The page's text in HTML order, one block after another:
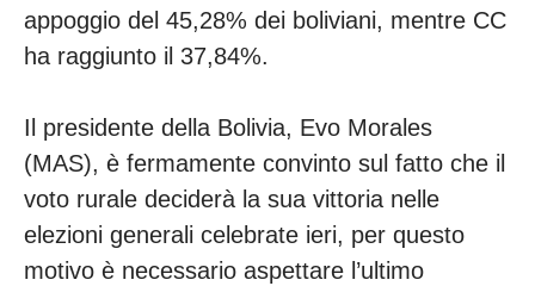
appoggio del 45,28% dei boliviani, mentre CC
ha raggiunto il 37,84%.
Il presidente della Bolivia, Evo Morales
(MAS), è fermamente convinto sul fatto che il
voto rurale deciderà la sua vittoria nelle
elezioni generali celebrate ieri, per questo
motivo è necessario aspettare l’ultimo